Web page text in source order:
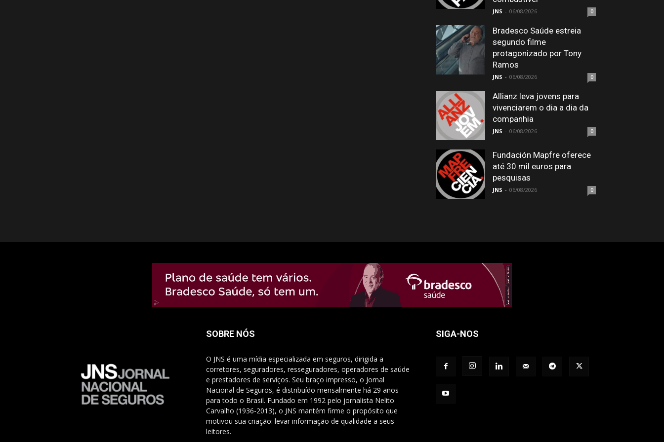
JNS - 06/08/2026 0
Bradesco Saúde estreia
segundo filme
protagonizado por Tony
Ramos
JNS - 06/08/2026 0
Allianz leva jovens para
vivenciarem o dia a dia da
companhia
JNS - 06/08/2026 0
Fundación Mapfre oferece
até 30 mil euros para
pesquisas
JNS - 06/08/2026 0
SOBRE NÓS
O JNS é uma mídia especializada em seguros, dirigida a
corretores, seguradores, resseguradores, operadores de saúde
e prestadores de serviços. Seu braço impresso, o Jornal
Nacional de Seguros, é distribuído mensalmente há 29 anos
para todo o Brasil. Fundado em 1992 pelo jornalista Nelito
Carvalho (1936-2013), o JNS mantém firme o propósito que
motivou sua criação: levar informação de qualidade a seus
leitores.
SIGA-NOS